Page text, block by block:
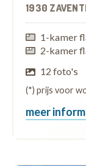
1930
1-kamer
2-kamer
12 foto's
(*) prijs voor
meer